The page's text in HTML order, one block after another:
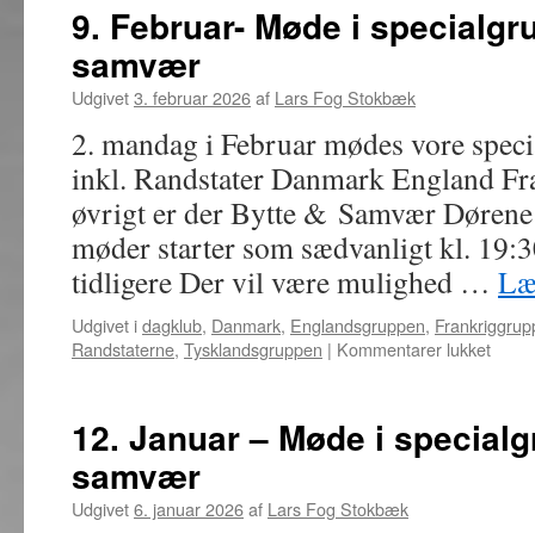
Møde
bytte
samvær
9. Februar- Møde i
samvær
Udgivet3. februar 2026af Lars Fog Stokbæk
2. mandag i Februar mødes vore
inkl. Randstater Danmark England
øvrigt er der Bytte & Samvær
møder starter som sædvanligt kl.
tidligere Der vil være mulighed …
Udgivet idagklub, Danmark, Englandsgruppen,
Randstaterne, Tysklandsgruppen | Kommentarer lukkettil
i
12. Januar – Møde i
samvær
Udgivet6. januar 2026af Lars Fog Stokbæk